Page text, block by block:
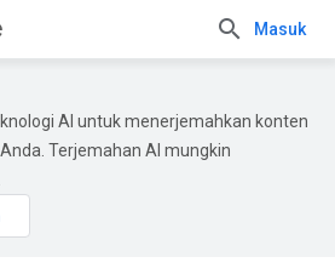
Masuk
AI untuk menerjemahkan konten
Terjemahan AI mungkin